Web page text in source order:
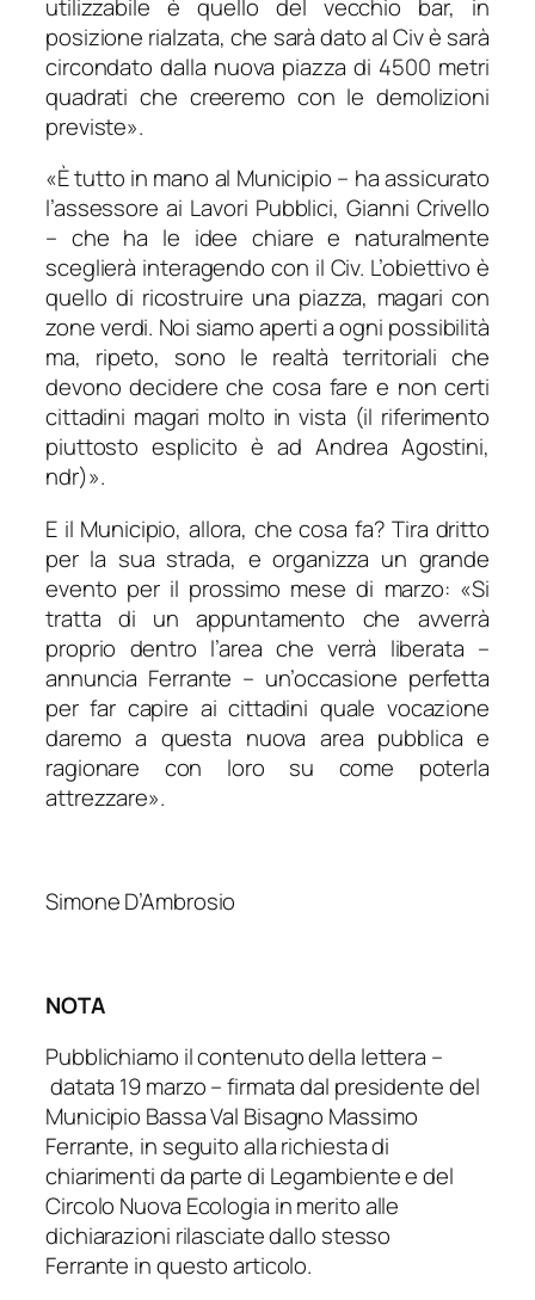
utilizzabile è quello del vecchio bar, in
posizione rialzata, che sarà dato al Civ è sarà
circondato dalla nuova piazza di 4500 metri
quadrati che creeremo con le demolizioni
previste».
«È tutto in mano al Municipio – ha assicurato
l’assessore ai Lavori Pubblici, Gianni Crivello
– che ha le idee chiare e naturalmente
sceglierà interagendo con il Civ. L’obiettivo è
quello di ricostruire una piazza, magari con
zone verdi. Noi siamo aperti a ogni possibilità
ma, ripeto, sono le realtà territoriali che
devono decidere che cosa fare e non certi
cittadini magari molto in vista (il riferimento
piuttosto esplicito è ad Andrea Agostini,
ndr)».
E il Municipio, allora, che cosa fa? Tira dritto
per la sua strada, e organizza un grande
evento per il prossimo mese di marzo: «Si
tratta di un appuntamento che avverrà
proprio dentro l’area che verrà liberata –
annuncia Ferrante – un’occasione perfetta
per far capire ai cittadini quale vocazione
daremo a questa nuova area pubblica e
ragionare con loro su come poterla
attrezzare».
Simone D’Ambrosio
NOTA
Pubblichiamo il contenuto della lettera –
datata 19 marzo – firmata dal presidente del
Municipio Bassa Val Bisagno Massimo
Ferrante, in seguito alla richiesta di
chiarimenti da parte di Legambiente e del
Circolo Nuova Ecologia in merito alle
dichiarazioni rilasciate dallo stesso
Ferrante in questo articolo.